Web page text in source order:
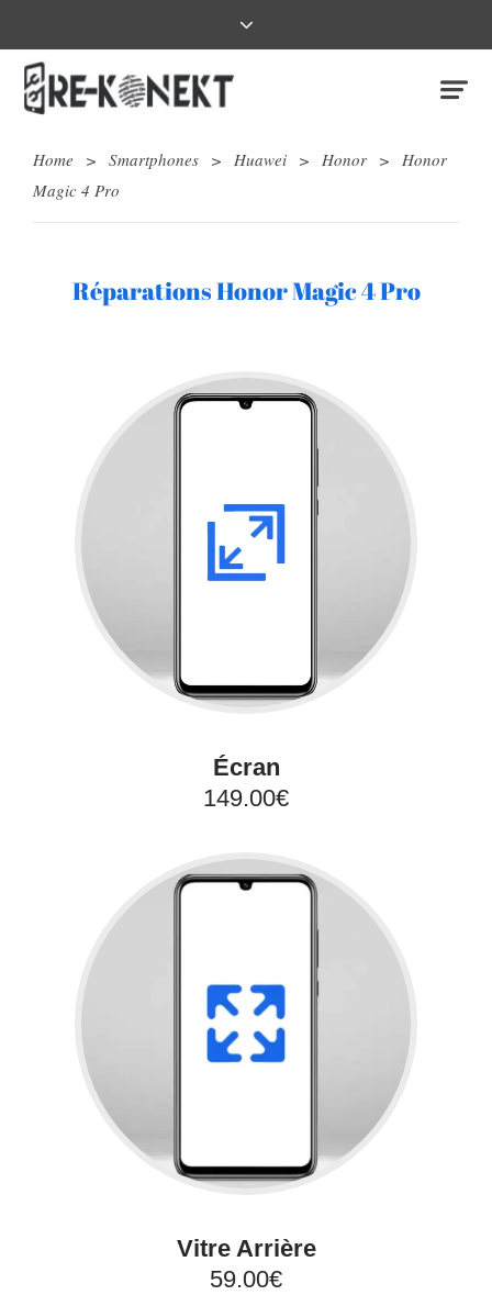
Home > Smartphones > Huawei > Honor > Honor
Magic 4 Pro
Réparations Honor Magic 4 Pro
Écran
149.00€
Vitre Arrière
59.00€